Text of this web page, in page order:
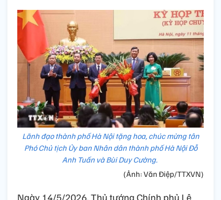
Lãnh đạo thành phố Hà Nội tặng hoa, chúc mừng tân
Phó Chủ tịch Ủy ban Nhân dân thành phố Hà Nội Đỗ
Anh Tuấn và Bùi Duy Cường.
(Ảnh: Văn Điệp/TTXVN)
Ngày 14/5/2026, Thủ tướng Chính phủ Lê